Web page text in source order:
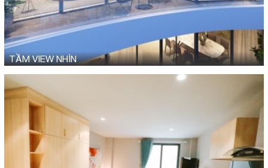
TẦM VIEW NHÌN